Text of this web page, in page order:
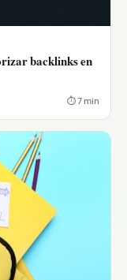
backlinks en
⏱ 7 min